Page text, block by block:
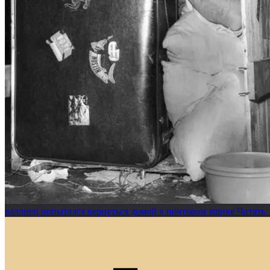
валлиец попытался вернуться домой в почтовом ящике